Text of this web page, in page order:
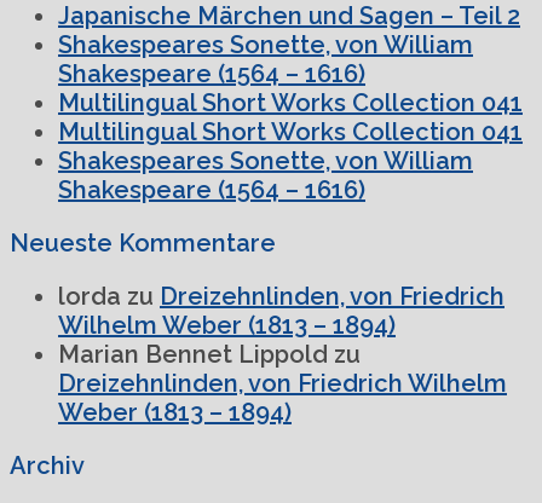
Japanische Märchen und Sagen – Teil 2
Shakespeares Sonette, von William
Shakespeare (1564 – 1616)
Multilingual Short Works Collection 041
Multilingual Short Works Collection 041
Shakespeares Sonette, von William
Shakespeare (1564 – 1616)
Neueste Kommentare
lorda zu Dreizehnlinden, von Friedrich
Wilhelm Weber (1813 – 1894)
Marian Bennet Lippold zu
Dreizehnlinden, von Friedrich Wilhelm
Weber (1813 – 1894)
Archiv